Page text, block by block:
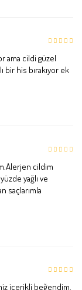
ama cildi güzel
bir his bırakıyor ek
cildim
yağlı ve
saçlarımla
içerikli beğendim.